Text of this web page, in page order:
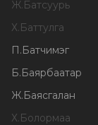
Ж.Батсуурь
Х.Баттулга
П.Батчимэг
Б.Баярбаатар
Ж.Баясгалан
Х.Болормаа